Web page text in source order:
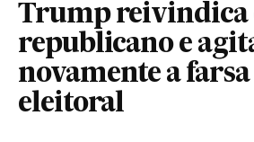
Trump reivindica
republicano e
novamente a
eleitoral